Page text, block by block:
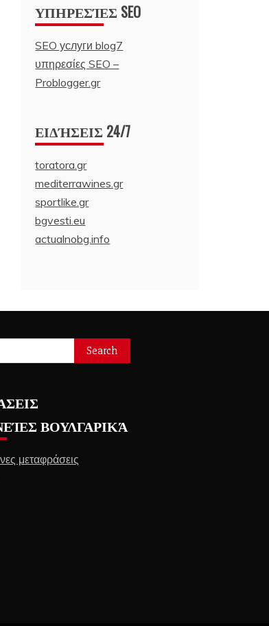
ΥΠΗΡΕΣΊΕΣ SEO
SEO услуги blog7
υπηρεσίες SEO –
Problogger.gr
ΕΙΔΉΣΕΙΣ 24/7
toratora.gr
mediterrawines.gr
sportlike.gr
bgvesti.eu
actualnobg.info
ΒΟΥΛΓΑΡΙΚΆ
μεταφράσεις